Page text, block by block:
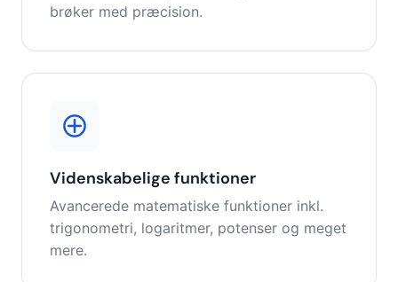
brøker med præcision.
Videnskabelige funktioner
Avancerede matematiske funktioner inkl.
trigonometri, logaritmer, potenser og meget
mere.